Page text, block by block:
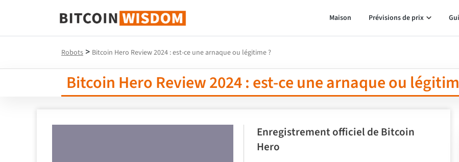
Bitcoin Sagesse
Maison Prévisions de prix
Robots > Bitcoin Hero Review 2024 : est-ce une arnaque ou légitime ?
Bitcoin Hero Review 2024 : est-ce une arnaque ou
Enregistrement officiel de Bitcoin
Hero